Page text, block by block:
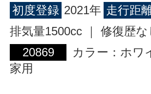
初度登録 2021年 走行距
排気量1500cc ｜ 修復歴
20869
カラー：ホワ
家用